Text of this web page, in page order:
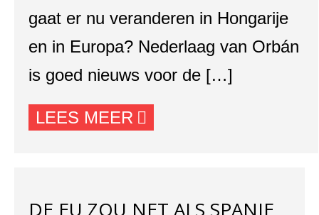
gaat er nu veranderen in Hongarije
en in Europa? Nederlaag van Orbán
is goed nieuws voor de […]
LEES MEER
DE EU ZOU NET ALS SPANJE